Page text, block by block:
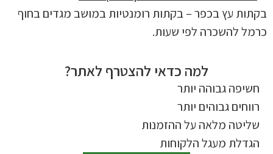
בקתות עץ בכפר – בקתות רומנטיות במושב מגדים בחוף
כרמל להשכרה לפי שעות.
למה כדאי להצטרף לאתר?
חשיפה גבוהה יותר
רווחים גבוהים יותר
שליטה מלאה על ההזמנות
הגדלת מעגל הלקוחות